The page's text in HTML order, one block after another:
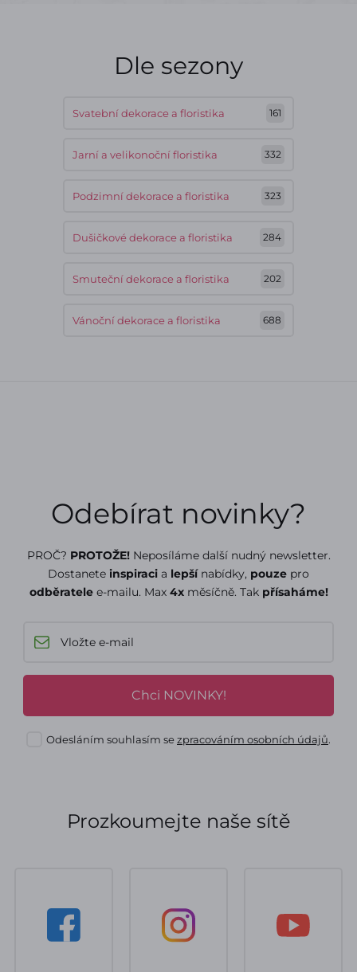
Dle sezony
Svatební dekorace a floristika 161
Jarní a velikonoční floristika 332
Podzimní dekorace a floristika 323
Dušičkové dekorace a floristika 284
Smuteční dekorace a floristika 202
Vánoční dekorace a floristika 688
Odebírat novinky?
PROČ? PROTOŽE! Neposíláme další nudný newsletter.
Dostanete inspiraci a lepšínabídky, pouze pro
odběratelee-mailu. Max 4xměsíčně. Tak přísaháme!
Chci NOVINKY!
Odesláním souhlasím sezpracováním osobních údajů.
Prozkoumejte naše sítě